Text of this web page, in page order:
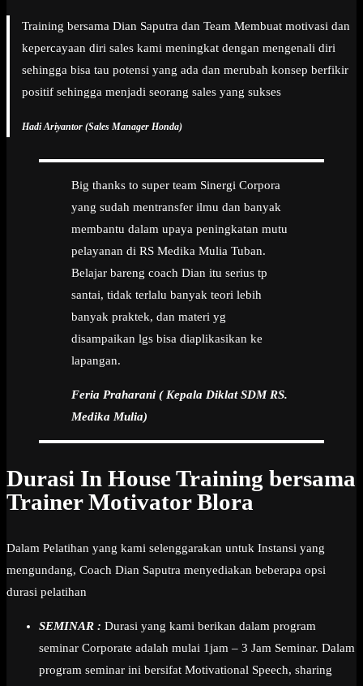
Training bersama Dian Saputra dan Team Membuat motivasi dan
kepercayaan diri sales kami meningkat dengan mengenali diri
sehingga bisa tau potensi yang ada dan merubah konsep berfikir
positif sehingga menjadi seorang sales yang sukses
Hadi Ariyantor (Sales Manager Honda)
Big thanks to super team Sinergi Corpora
yang sudah mentransfer ilmu dan banyak
membantu dalam upaya peningkatan mutu
pelayanan di RS Medika Mulia Tuban.
Belajar bareng coach Dian itu serius tp
santai, tidak terlalu banyak teori lebih
banyak praktek, dan materi yg
disampaikan lgs bisa diaplikasikan ke
lapangan.
Feria Praharani ( Kepala Diklat SDM RS.
Medika Mulia)
Durasi In House Training bersama
Trainer Motivator Blora
Dalam Pelatihan yang kami selenggarakan untuk Instansi yang
mengundang, Coach Dian Saputra menyediakan beberapa opsi
durasi pelatihan
SEMINAR : Durasi yang kami berikan dalam program
seminar Corporate adalah mulai 1jam – 3 Jam Seminar. Dalam
program seminar ini bersifat Motivational Speech, sharing